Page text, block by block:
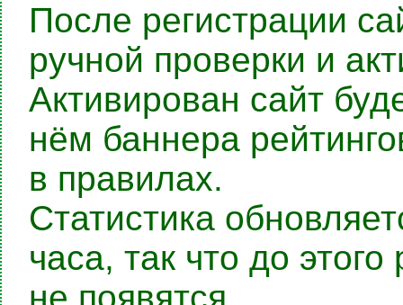
После регистрации
ручной проверки и
Активирован сайт
нём баннера
в правилах.
Статистика
часа, так что до